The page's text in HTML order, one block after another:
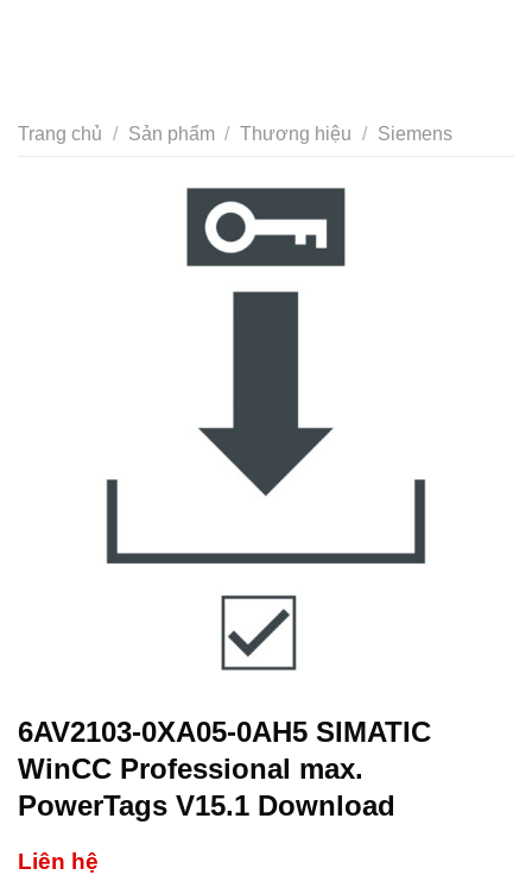
Trang chủ / Sản phẩm / Thương hiệu / Siemens
6AV2103-0XA05-0AH5 SIMATIC
WinCC Professional max.
PowerTags V15.1 Download
Liên hệ